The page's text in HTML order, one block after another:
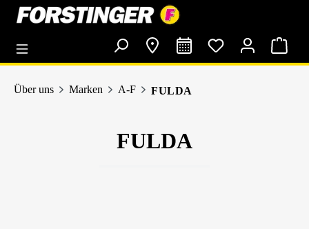
springen
Über uns Marken A-F FULDA
FULDA